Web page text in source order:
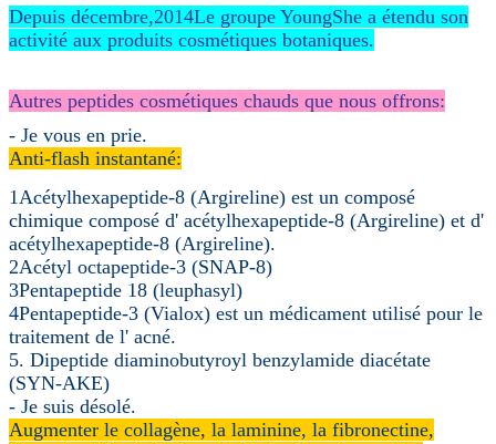
Depuis décembre,2014Le groupe YoungShe a étendu son
activité aux produits cosmétiques botaniques.
Autres peptides cosmétiques chauds que nous offrons:
- Je vous en prie.
Anti-flash instantané:
1Acétylhexapeptide-8 (Argireline) est un composé
chimique composé d' acétylhexapeptide-8 (Argireline) et d'
acétylhexapeptide-8 (Argireline).
2Acétyl octapeptide-3 (SNAP-8)
3Pentapeptide 18 (leuphasyl)
4Pentapeptide-3 (Vialox) est un médicament utilisé pour le
traitement de l' acné.
5. Dipeptide diaminobutyroyl benzylamide diacétate
(SYN-AKE)
- Je suis désolé.
Augmenter le collagène, la laminine, la fibronectine,